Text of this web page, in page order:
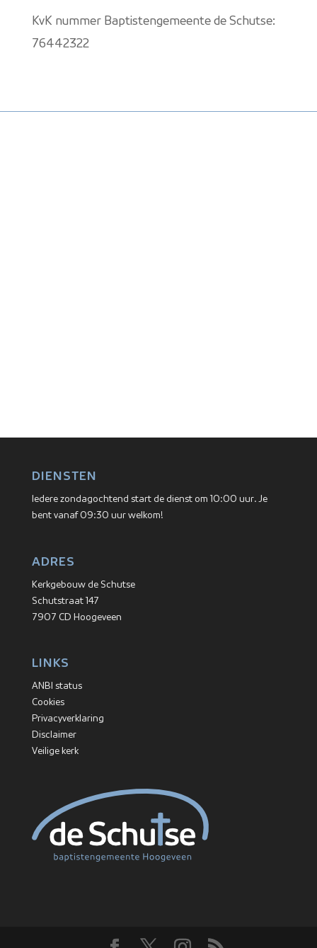
KvK nummer Baptistengemeente de Schutse:
76442322
DIENSTEN
Iedere zondagochtend start de dienst om 10:00 uur. Je
bent vanaf 09:30 uur welkom!
ADRES
Kerkgebouw de Schutse
Schutstraat 147
7907 CD Hoogeveen
LINKS
ANBI status
Cookies
Privacyverklaring
Disclaimer
Veilige kerk